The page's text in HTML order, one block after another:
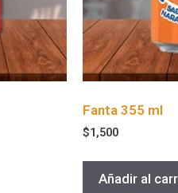
Fanta 355 ml
$1,500
Añadir al